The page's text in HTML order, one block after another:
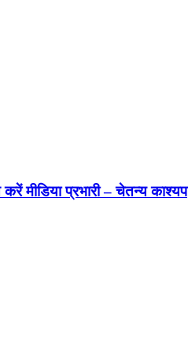
मीडिया प्रभारी – चेतन्य काश्यप